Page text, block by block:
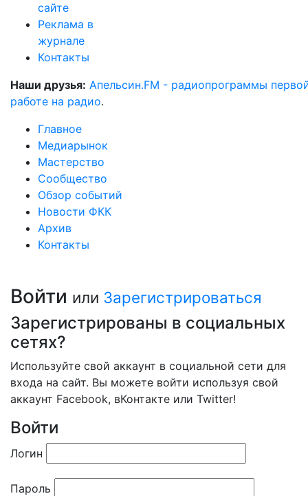
сайте
Реклама в
журнале
Контакты
Наши друзья: Апельсин.FM - радиопрограммы
работе на радио.
Главное
Медиарынок
Мастерство
Сообщество
Обзор событий
Новости ФКК
Архив
Контакты
Войти или Зарегистрироваться
Зарегистрированы в социальных
сетях?
Используйте свой аккаунт в социальной сети для
входа на сайт. Вы можете войти используя свой
аккаунт Facebook, вКонтакте или Twitter!
Войти
Логин
Пароль